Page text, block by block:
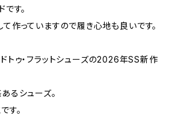
す。
作っていますので履き心地も良いです。
トゥ・フラットシューズの2026年SS新作
るシューズ。
す。